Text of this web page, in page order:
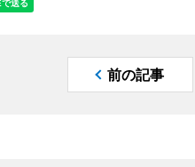
前の記事